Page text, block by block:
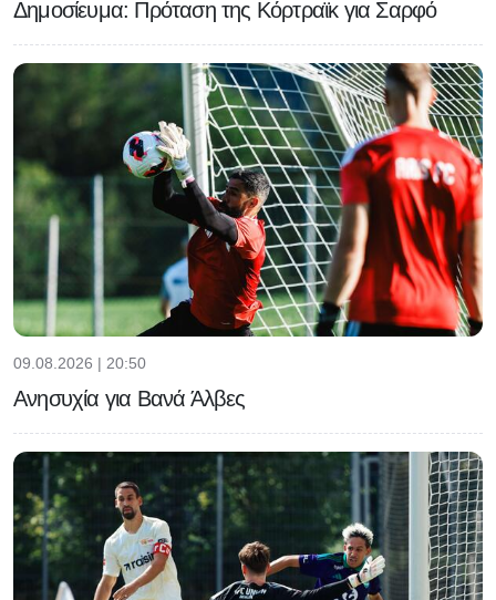
Δημοσίευμα: Πρόταση της Κόρτραϊκ για Σαρφό
09.08.2026 | 20:50
Ανησυχία για Βανά Άλβες